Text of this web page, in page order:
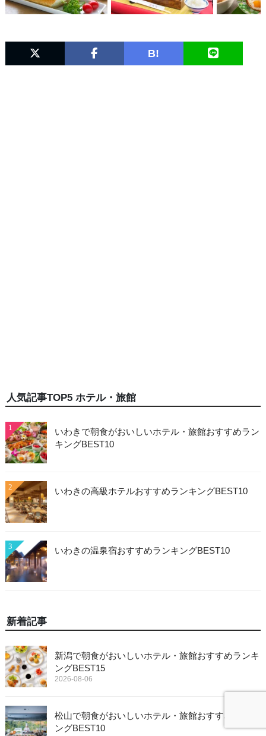
B!
人気記事TOP5 ホテル・旅館
1
いわきで朝食がおいしいホテル・旅館おすすめラン
キングBEST10
2 いわきの高級ホテルおすすめランキングBEST10
3 いわきの温泉宿おすすめランキングBEST10
新着記事
新潟で朝食がおいしいホテル・旅館おすすめランキ
ングBEST15
2026-08-06
松山で朝食がおいしいホテル・旅館おすすめランキ
ングBEST10